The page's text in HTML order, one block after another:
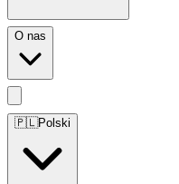
O nas
🇵🇱Polski